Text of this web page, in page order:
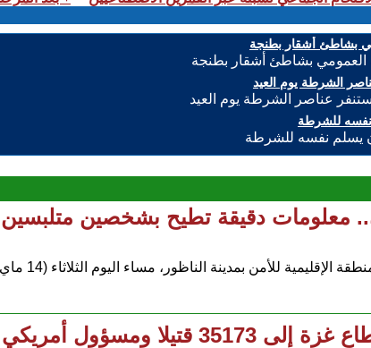
بشاطئ أشقار بطنجة
الشرطة يوم العيد
نفسه للشرطة
دقيقة تطيح بشخصين متلبسين
للأمن بمدينة الناظور، مساء اليوم الثلاثاء (14 ماي
لا يعترف بارتكاب إبادة